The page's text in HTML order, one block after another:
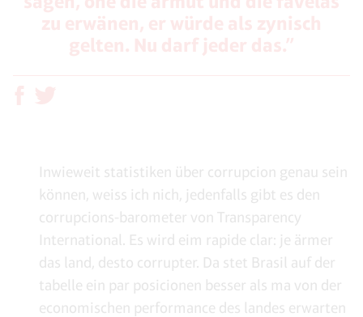
Inwieweit statistiken über corrupcion genau sein
können, weiss ich nich, jedenfalls gibt es den
corrupcions-barometer von Transparency
International. Es wird eim rapide clar: je ärmer
das land, desto corrupter. Da stet Brasil auf der
tabelle ein par posicionen besser als ma von der
economischen performance des landes erwarten